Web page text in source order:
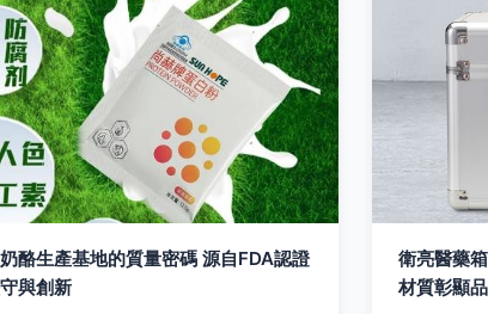
酪生產基地的質量密碼 源自FDA認證
與創新
衛亮醫藥
材質彰顯